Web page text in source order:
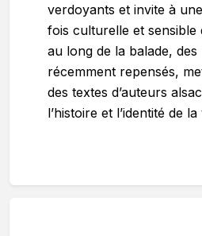
verdoyants et invite à
fois culturelle et
au long de la balade,
récemment repensés,
des textes d’auteurs
l’histoire et l’identité de la